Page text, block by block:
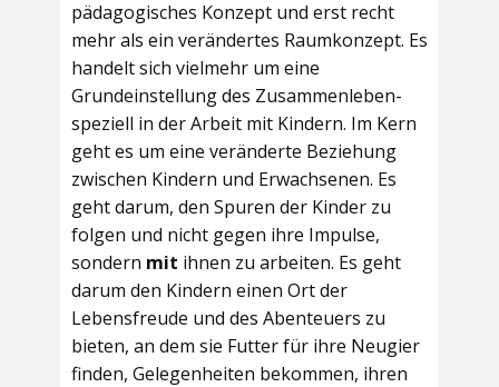
pädagogisches Konzept und erst recht
mehr als ein verändertes Raumkonzept. Es
handelt sich vielmehr um eine
Grundeinstellung des Zusammenleben-
speziell in der Arbeit mit Kindern. Im Kern
geht es um eine veränderte Beziehung
zwischen Kindern und Erwachsenen. Es
geht darum, den Spuren der Kinder zu
folgen und nicht gegen ihre Impulse,
sondern mit ihnen zu arbeiten. Es geht
darum den Kindern einen Ort der
Lebensfreude und des Abenteuers zu
bieten, an dem sie Futter für ihre Neugier
finden, Gelegenheiten bekommen, ihren